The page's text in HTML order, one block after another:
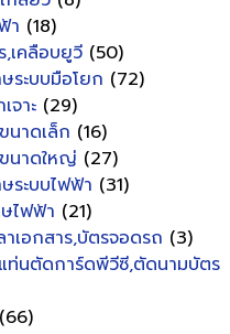
า (18)
,เคลือบยูวี (50)
ษระบบมือโยก (72)
จาะ (29)
นาดเล็ก (16)
ขนาดใหญ่ (27)
ษระบบไฟฟ้า (31)
ไฟฟ้า (21)
าเอกสาร,บัตรจอดรถ (3)
ท่นตัดการ์ดพีวีซี,ตัดนามบัตร
(66)